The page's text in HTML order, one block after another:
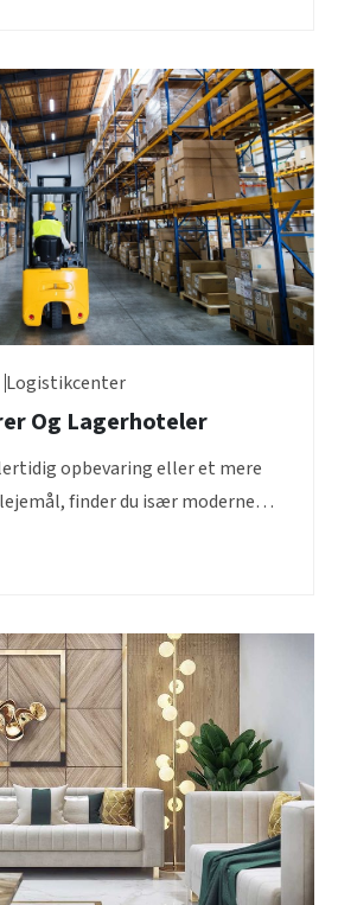
Logistikcenter
Og Lagerhoteler
opbevaring eller et mere
finder du især moderne